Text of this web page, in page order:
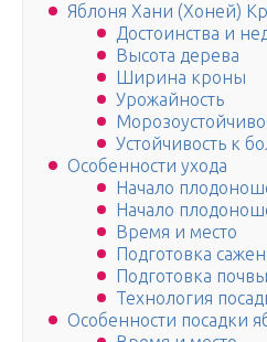
Яблоня Хани (Хоней)
Достоинства и
Высота дерева
Ширина кроны
Урожайность
Устойчивость к
Особенности ухода
Начало
Начало
Время и место
Подготовка
Подготовка почвы
Технология
Особенности посадки